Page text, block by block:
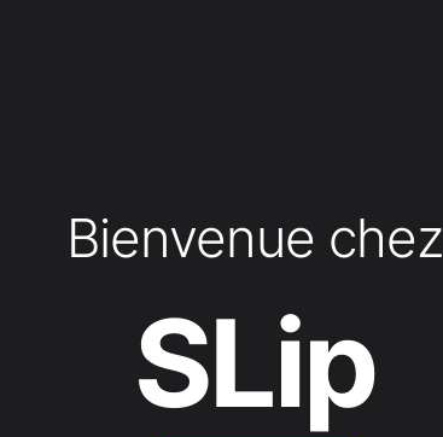
Bienvenue chez
SLip